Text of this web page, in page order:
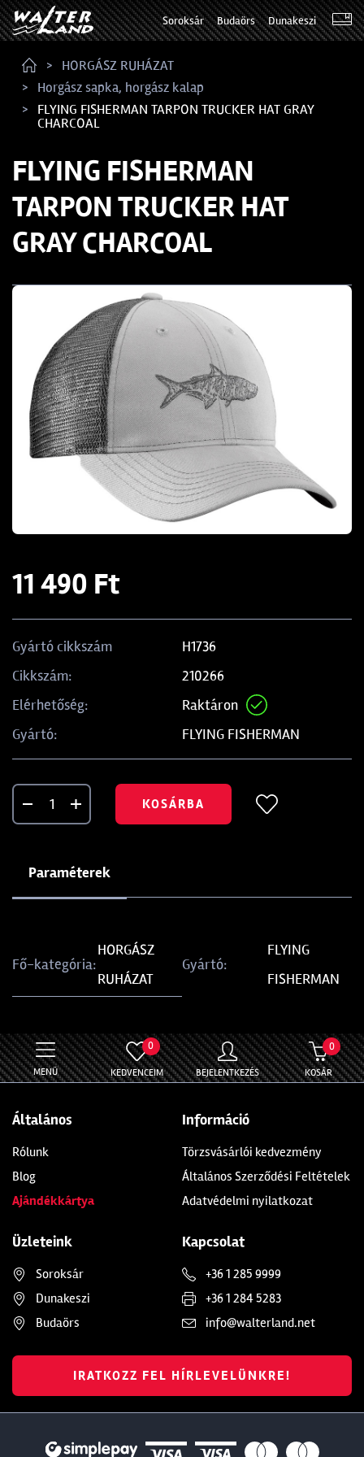
Soroksár Budaörs Dunakeszi
HORGÁSZ RUHÁZAT
Horgász sapka, horgász kalap
FLYING FISHERMAN TARPON TRUCKER HAT GRAY
CHARCOAL
FLYING FISHERMAN
TARPON TRUCKER HAT
GRAY CHARCOAL
11 490 Ft
Gyártó cikkszám
H1736
Cikkszám:
210266
Elérhetőség:
Raktáron
Gyártó:
FLYING FISHERMAN
KOSÁRBA
Paraméterek
Fő-kategória:
HORGÁSZ
RUHÁZAT
Gyártó:
FLYING
FISHERMAN
MENÜ
0
KEDVENCEIM BEJELENTKEZÉS
0
KOSÁR
Általános
Rólunk
Blog
Ajándékkártya
Információ
Törzsvásárlói kedvezmény
Általános Szerződési Feltételek
Adatvédelmi nyilatkozat
Üzleteink
Soroksár
Dunakeszi
Budaörs
Kapcsolat
+36 1 285 9999
+36 1 284 5283
info@walterland.net
IRATKOZZ FEL HÍRLEVELÜNKRE!